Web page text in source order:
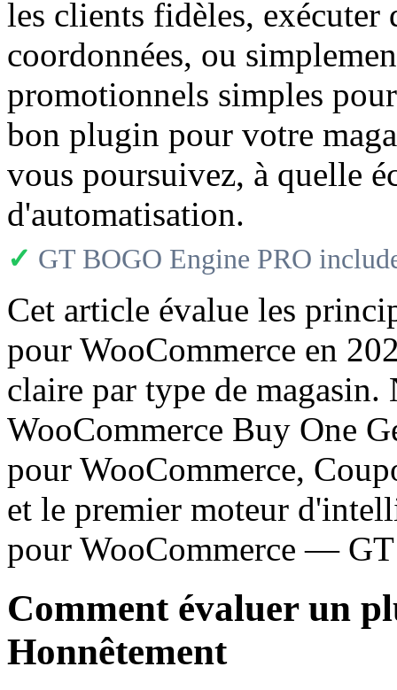
les clients fidèles, exécuter
coordonnées, ou
promotionnels simples
bon plugin pour votre
vous poursuivez, à quelle
d'automatisation.
✓ GT BOGO Engine PRO
Cet article évalue les
pour WooCommerce en
claire par type de
WooCommerce Buy One
pour WooCommerce,
et le premier moteur
pour WooCommerce —
Comment évaluer un
Honnêtement